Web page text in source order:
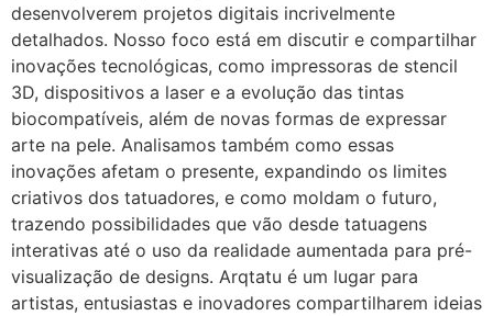
desenvolverem projetos digitais incrivelmente
detalhados. Nosso foco está em discutir e compartilhar
inovações tecnológicas, como impressoras de stencil
3D, dispositivos a laser e a evolução das tintas
biocompatíveis, além de novas formas de expressar
arte na pele. Analisamos também como essas
inovações afetam o presente, expandindo os limites
criativos dos tatuadores, e como moldam o futuro,
trazendo possibilidades que vão desde tatuagens
interativas até o uso da realidade aumentada para pré-
visualização de designs. Arqtatu é um lugar para
artistas, entusiastas e inovadores compartilharem ideias